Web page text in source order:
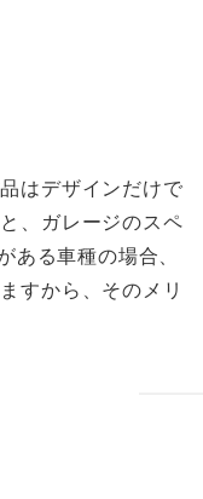
はデザインだけで
、ガレージのスペ
る車種の場合、
すから、そのメリ